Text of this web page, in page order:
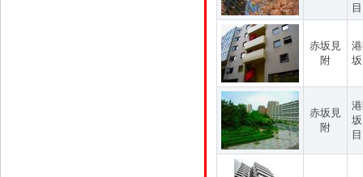
目
赤坂見
附
赤坂見
附
目